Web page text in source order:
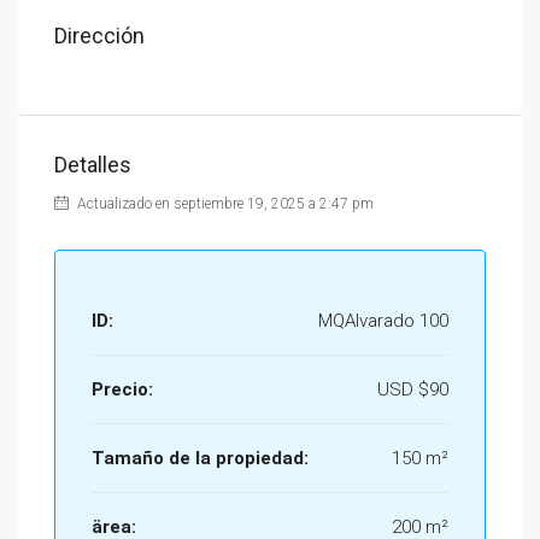
Dirección
Detalles
Actualizado en septiembre 19, 2025 a 2:47 pm
ID: MQAlvarado 100
Precio: USD $90
Tamaño de la propiedad: 150 m²
ärea: 200 m²